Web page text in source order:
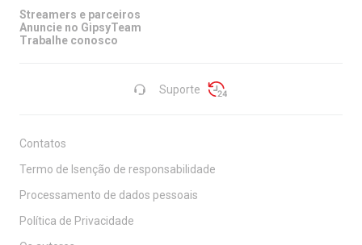
Suporte
Streamers e parceiros
Anuncie no GipsyTeam
Trabalhe conosco
Contatos
Termo de Isenção de responsabilidade
Processamento de dados pessoais
Política de Privacidade